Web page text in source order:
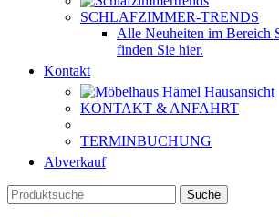
SCHLAFZIMMER-TRENDS
Alle Neuheiten im Bereich
finden Sie hier.
Kontakt
KONTAKT & ANFAHRT
TERMINBUCHUNG
Abverkauf
Suche